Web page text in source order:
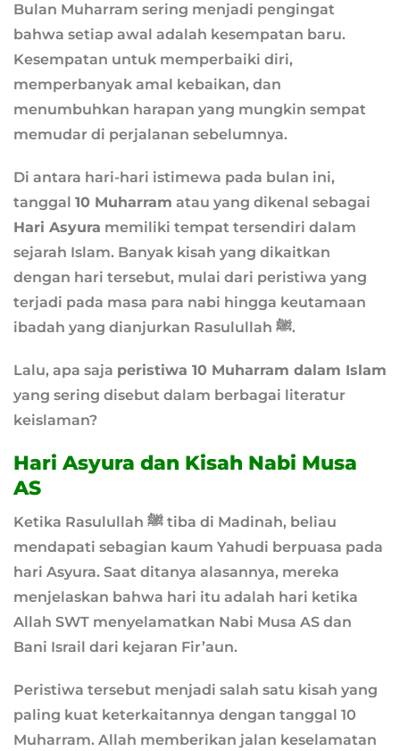
Bulan Muharram sering menjadi pengingat
bahwa setiap awal adalah kesempatan baru.
Kesempatan untuk memperbaiki diri,
memperbanyak amal kebaikan, dan
menumbuhkan harapan yang mungkin sempat
memudar di perjalanan sebelumnya.
Di antara hari-hari istimewa pada bulan ini,
tanggal 10 Muharram atau yang dikenal sebagai
Hari Asyura memiliki tempat tersendiri dalam
sejarah Islam. Banyak kisah yang dikaitkan
dengan hari tersebut, mulai dari peristiwa yang
terjadi pada masa para nabi hingga keutamaan
ibadah yang dianjurkan Rasulullah ﷺ.
Lalu, apa saja peristiwa 10 Muharram dalam Islam
yang sering disebut dalam berbagai literatur
keislaman?
Hari Asyura dan Kisah Nabi Musa
AS
Ketika Rasulullah ﷺ tiba di Madinah, beliau
mendapati sebagian kaum Yahudi berpuasa pada
hari Asyura. Saat ditanya alasannya, mereka
menjelaskan bahwa hari itu adalah hari ketika
Allah SWT menyelamatkan Nabi Musa AS dan
Bani Israil dari kejaran Fir’aun.
Peristiwa tersebut menjadi salah satu kisah yang
paling kuat keterkaitannya dengan tanggal 10
Muharram. Allah memberikan jalan keselamatan